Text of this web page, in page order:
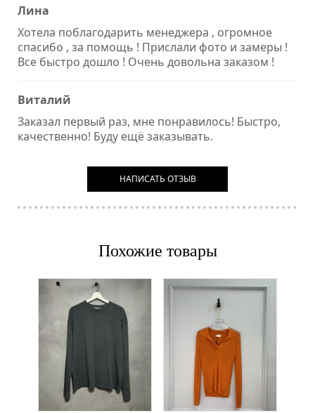
Лина
Хотела поблагодарить менеджера , огромное
спасибо , за помощь ! Прислали фото и замеры !
Все быстро дошло ! Очень довольна заказом !
Виталий
Заказал первый раз, мне понравилось! Быстро,
качественно! Буду ещё заказывать.
НАПИСАТЬ ОТЗЫВ
Похожие товары